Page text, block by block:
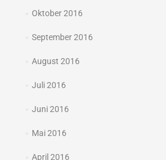
Oktober 2016
September 2016
August 2016
Juli 2016
Juni 2016
Mai 2016
April 2016